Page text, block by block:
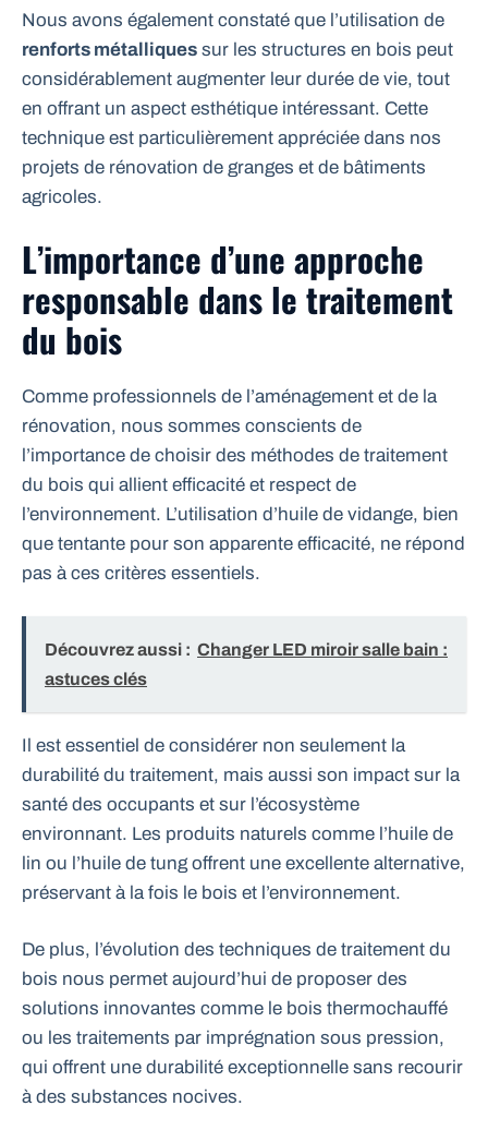
Nous avons également constaté que l’utilisation de
renforts métalliques sur les structures en bois peut
considérablement augmenter leur durée de vie, tout
en offrant un aspect esthétique intéressant. Cette
technique est particulièrement appréciée dans nos
projets de rénovation de granges et de bâtiments
agricoles.
L’importance d’une approche
responsable dans le traitement
du bois
Comme professionnels de l’aménagement et de la
rénovation, nous sommes conscients de
l’importance de choisir des méthodes de traitement
du bois qui allient efficacité et respect de
l’environnement. L’utilisation d’huile de vidange, bien
que tentante pour son apparente efficacité, ne répond
pas à ces critères essentiels.
Découvrez aussi : Changer LED miroir salle bain :
astuces clés
Il est essentiel de considérer non seulement la
durabilité du traitement, mais aussi son impact sur la
santé des occupants et sur l’écosystème
environnant. Les produits naturels comme l’huile de
lin ou l’huile de tung offrent une excellente alternative,
préservant à la fois le bois et l’environnement.
De plus, l’évolution des techniques de traitement du
bois nous permet aujourd’hui de proposer des
solutions innovantes comme le bois thermochauffé
ou les traitements par imprégnation sous pression,
qui offrent une durabilité exceptionnelle sans recourir
à des substances nocives.